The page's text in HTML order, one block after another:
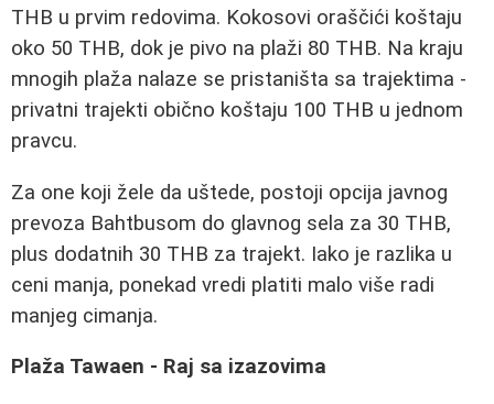
THB u prvim redovima. Kokosovi oraščići koštaju
oko 50 THB, dok je pivo na plaži 80 THB. Na kraju
mnogih plaža nalaze se pristaništa sa trajektima -
privatni trajekti obično koštaju 100 THB u jednom
pravcu.
Za one koji žele da uštede, postoji opcija javnog
prevoza Bahtbusom do glavnog sela za 30 THB,
plus dodatnih 30 THB za trajekt. Iako je razlika u
ceni manja, ponekad vredi platiti malo više radi
manjeg cimanja.
Plaža Tawaen - Raj sa izazovima